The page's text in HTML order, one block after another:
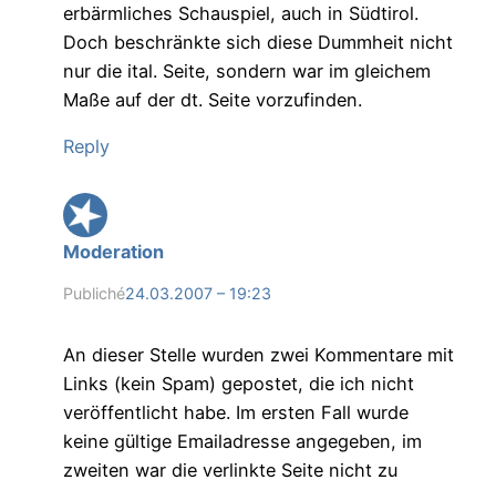
erbärmliches Schauspiel, auch in Südtirol.
Doch beschränkte sich diese Dummheit nicht
nur die ital. Seite, sondern war im gleichem
Maße auf der dt. Seite vorzufinden.
Reply
Moderation
Publiché24.03.2007 – 19:23
An dieser Stelle wurden zwei Kommentare mit
Links (kein Spam) gepostet, die ich nicht
veröffentlicht habe. Im ersten Fall wurde
keine gültige Emailadresse angegeben, im
zweiten war die verlinkte Seite nicht zu